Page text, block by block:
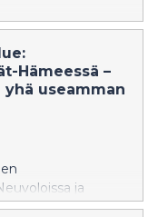
Hämeessä –
useamman
ja
havaittu